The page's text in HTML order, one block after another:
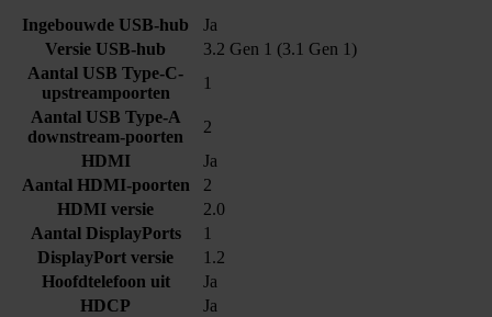
Ingebouwde USB-hub
Ja
Versie USB-hub
3.2 Gen 1 (3.1 Gen 1)
Aantal USB Type-C-
upstreampoorten
1
Aantal USB Type-A
downstream-poorten
2
HDMI
Ja
Aantal HDMI-poorten
2
HDMI versie
2.0
Aantal DisplayPorts
1
DisplayPort versie
1.2
Hoofdtelefoon uit
Ja
HDCP
Ja